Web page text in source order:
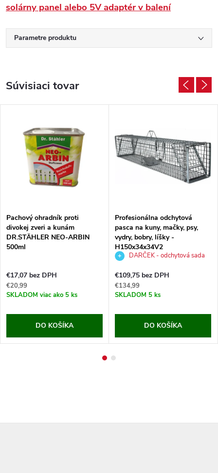
solárny panel alebo 5V adaptér v balení
Parametre produktu
Súvisiaci tovar
Pachový ohradník proti
divokej zveri a kunám
DR.STÄHLER NEO-ARBIN
500ml
€17,07 bez DPH
€20,99
SKLADOM viac ako 5 ks
DO KOŠÍKA
Profesionálna odchytová
pasca na kuny, mačky, psy,
vydry, bobry, líšky -
H150x34x34V2
DARČEK - odchytová sada
€109,75 bez DPH
€134,99
SKLADOM 5 ks
DO KOŠÍKA